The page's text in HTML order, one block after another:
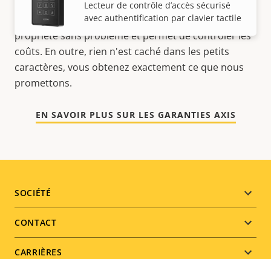
Lecteur de contrôle d’accès sécurisé
avec authentification par clavier tactile
Notre nouvelle garantie de 5 ans offre des années de
propriété sans problème et permet de contrôler les
coûts. En outre, rien n'est caché dans les petits
caractères, vous obtenez exactement ce que nous
promettons.
EN SAVOIR PLUS SUR LES GARANTIES AXIS
Footer
menu
SOCIÉTÉ
CONTACT
CARRIÈRES